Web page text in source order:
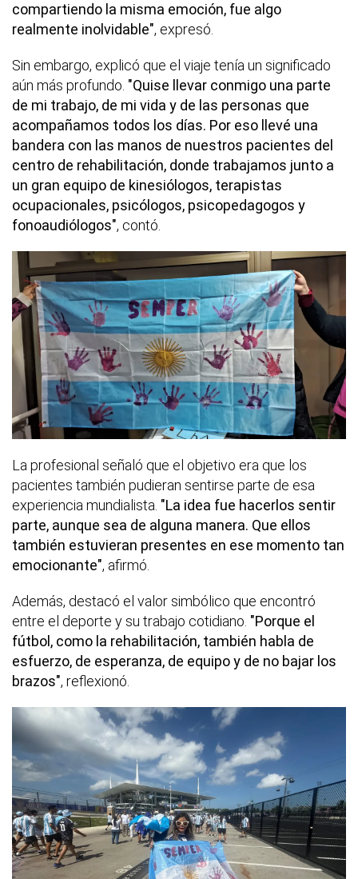
compartiendo la misma emoción, fue algo
realmente inolvidable", expresó.
Sin embargo, explicó que el viaje tenía un significado
aún más profundo. "Quise llevar conmigo una parte
de mi trabajo, de mi vida y de las personas que
acompañamos todos los días. Por eso llevé una
bandera con las manos de nuestros pacientes del
centro de rehabilitación, donde trabajamos junto a
un gran equipo de kinesiólogos, terapistas
ocupacionales, psicólogos, psicopedagogos y
fonoaudiólogos", contó.
La profesional señaló que el objetivo era que los
pacientes también pudieran sentirse parte de esa
experiencia mundialista. "La idea fue hacerlos sentir
parte, aunque sea de alguna manera. Que ellos
también estuvieran presentes en ese momento tan
emocionante", afirmó.
Además, destacó el valor simbólico que encontró
entre el deporte y su trabajo cotidiano. "Porque el
fútbol, como la rehabilitación, también habla de
esfuerzo, de esperanza, de equipo y de no bajar los
brazos", reflexionó.